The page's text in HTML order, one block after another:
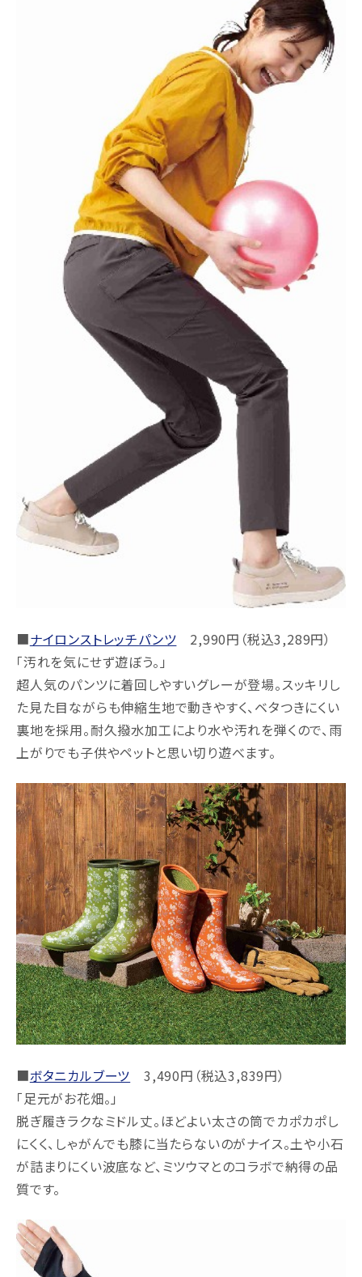
■ナイロンストレッチパンツ 2,990円（税込3,289円）
「汚れを気にせず遊ぼう。」
超人気のパンツに着回しやすいグレーが登場。スッキリし
た見た目ながらも伸縮生地で動きやすく、ベタつきにくい
裏地を採用。耐久撥水加工により水や汚れを弾くので、雨
上がりでも子供やペットと思い切り遊べます。
■ボタニカルブーツ 3,490円（税込3,839円）
「足元がお花畑。」
脱ぎ履きラクなミドル丈。ほどよい太さの筒でカポカポし
にくく、しゃがんでも膝に当たらないのがナイス。土や小石
が詰まりにくい波底など、ミツウマとのコラボで納得の品
質です。